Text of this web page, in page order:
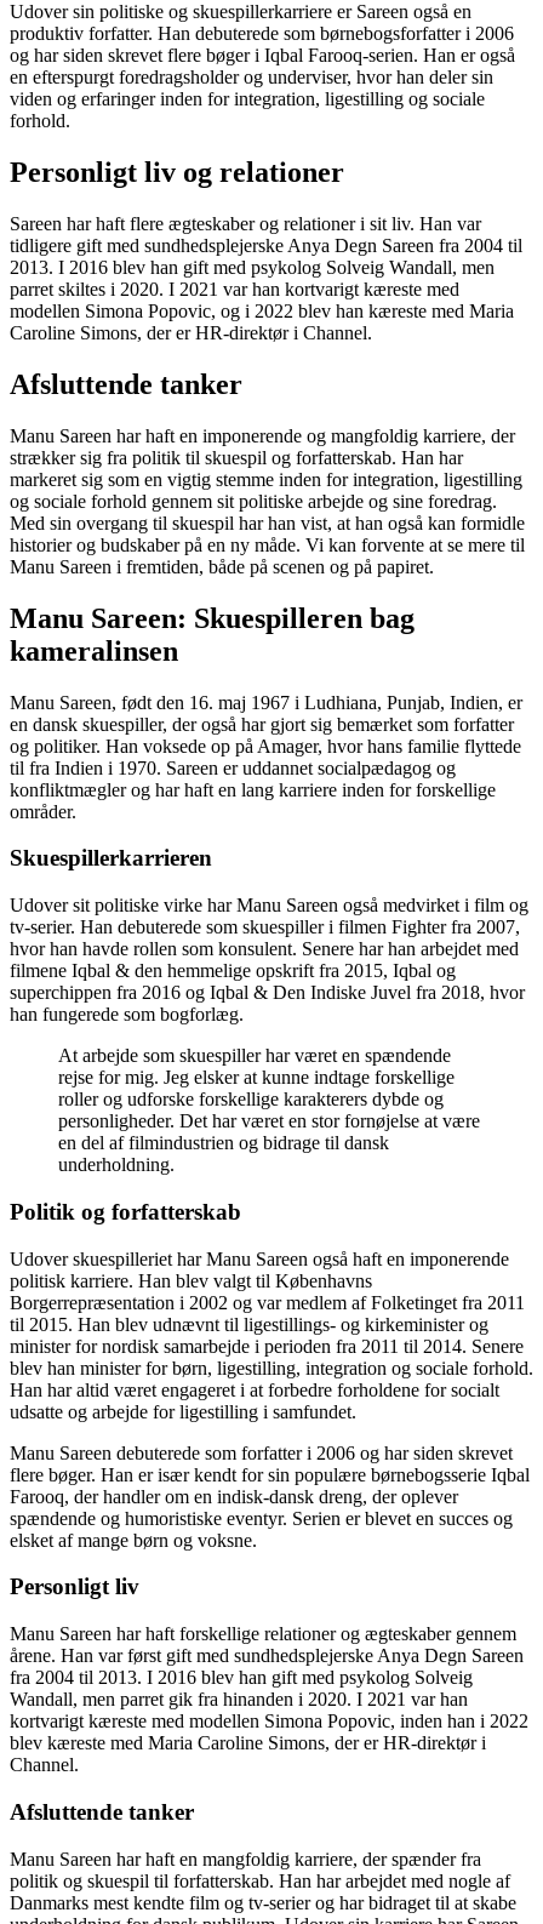
Udover sin politiske og skuespillerkarriere er Sareen også en
produktiv forfatter. Han debuterede som børnebogsforfatter i 2006
og har siden skrevet flere bøger i Iqbal Farooq-serien. Han er også
en efterspurgt foredragsholder og underviser, hvor han deler sin
viden og erfaringer inden for integration, ligestilling og sociale
forhold.
Personligt liv og relationer
Sareen har haft flere ægteskaber og relationer i sit liv. Han var
tidligere gift med sundhedsplejerske Anya Degn Sareen fra 2004 til
2013. I 2016 blev han gift med psykolog Solveig Wandall, men
parret skiltes i 2020. I 2021 var han kortvarigt kæreste med
modellen Simona Popovic, og i 2022 blev han kæreste med Maria
Caroline Simons, der er HR-direktør i Channel.
Afsluttende tanker
Manu Sareen har haft en imponerende og mangfoldig karriere, der
strækker sig fra politik til skuespil og forfatterskab. Han har
markeret sig som en vigtig stemme inden for integration, ligestilling
og sociale forhold gennem sit politiske arbejde og sine foredrag.
Med sin overgang til skuespil har han vist, at han også kan formidle
historier og budskaber på en ny måde. Vi kan forvente at se mere til
Manu Sareen i fremtiden, både på scenen og på papiret.
Manu Sareen: Skuespilleren bag
kameralinsen
Manu Sareen, født den 16. maj 1967 i Ludhiana, Punjab, Indien, er
en dansk skuespiller, der også har gjort sig bemærket som forfatter
og politiker. Han voksede op på Amager, hvor hans familie flyttede
til fra Indien i 1970. Sareen er uddannet socialpædagog og
konfliktmægler og har haft en lang karriere inden for forskellige
områder.
Skuespillerkarrieren
Udover sit politiske virke har Manu Sareen også medvirket i film og
tv-serier. Han debuterede som skuespiller i filmen Fighter fra 2007,
hvor han havde rollen som konsulent. Senere har han arbejdet med
filmene Iqbal & den hemmelige opskrift fra 2015, Iqbal og
superchippen fra 2016 og Iqbal & Den Indiske Juvel fra 2018, hvor
han fungerede som bogforlæg.
At arbejde som skuespiller har været en spændende
rejse for mig. Jeg elsker at kunne indtage forskellige
roller og udforske forskellige karakterers dybde og
personligheder. Det har været en stor fornøjelse at være
en del af filmindustrien og bidrage til dansk
underholdning.
Politik og forfatterskab
Udover skuespilleriet har Manu Sareen også haft en imponerende
politisk karriere. Han blev valgt til Københavns
Borgerrepræsentation i 2002 og var medlem af Folketinget fra 2011
til 2015. Han blev udnævnt til ligestillings- og kirkeminister og
minister for nordisk samarbejde i perioden fra 2011 til 2014. Senere
blev han minister for børn, ligestilling, integration og sociale forhold.
Han har altid været engageret i at forbedre forholdene for socialt
udsatte og arbejde for ligestilling i samfundet.
Manu Sareen debuterede som forfatter i 2006 og har siden skrevet
flere bøger. Han er især kendt for sin populære børnebogsserie Iqbal
Farooq, der handler om en indisk-dansk dreng, der oplever
spændende og humoristiske eventyr. Serien er blevet en succes og
elsket af mange børn og voksne.
Personligt liv
Manu Sareen har haft forskellige relationer og ægteskaber gennem
årene. Han var først gift med sundhedsplejerske Anya Degn Sareen
fra 2004 til 2013. I 2016 blev han gift med psykolog Solveig
Wandall, men parret gik fra hinanden i 2020. I 2021 var han
kortvarigt kæreste med modellen Simona Popovic, inden han i 2022
blev kæreste med Maria Caroline Simons, der er HR-direktør i
Channel.
Afsluttende tanker
Manu Sareen har haft en mangfoldig karriere, der spænder fra
politik og skuespil til forfatterskab. Han har arbejdet med nogle af
Danmarks mest kendte film og tv-serier og har bidraget til at skabe